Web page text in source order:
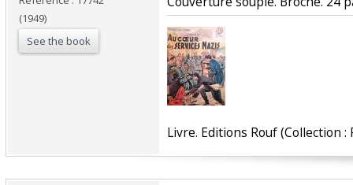
(1949)
See the book
‎Livre. Editions Rouf (Collection